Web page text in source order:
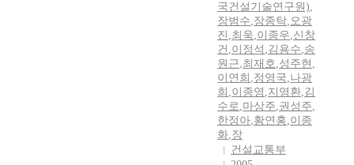
국건설기술연구원),
장범수,장종탁,오광
진 ,최욱,이종우,신창
건 ,이정석 ,김용수,송
원근,최재호,성주현 ,
이연희 ,정영국,나광
희 ,이종영 ,지영환,김
수로,마상주,권성주,
한정아,황연홍,이종
화,장
건설교통부